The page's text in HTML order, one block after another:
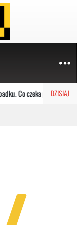
DZISIAJ
Co czeka placówkę?